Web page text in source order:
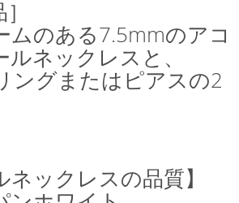
ムのある7.5mmのアコ
ネックレスと、
ングまたはピアスの2
ネックレスの品質】